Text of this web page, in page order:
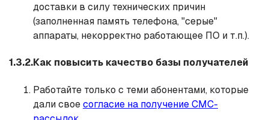
доставки в силу технических причин
(заполненная память телефона, "серые"
аппараты, некорректно работающее ПО и т.п.).
1.3.2.Как повысить качество базы получателей
Работайте только с теми абонентами, которые
дали своесогласие на получение СМС-